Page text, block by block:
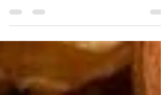
cara terbaik adalah dengan mengonsumsi...